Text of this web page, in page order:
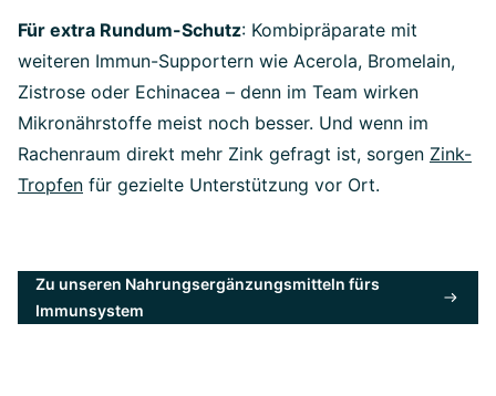
Für extra Rundum-Schutz: Kombipräparate mit
weiteren Immun-Supportern wie Acerola, Bromelain,
Zistrose oder Echinacea – denn im Team wirken
Mikronährstoffe meist noch besser. Und wenn im
Rachenraum direkt mehr Zink gefragt ist, sorgen Zink-
Tropfen für gezielte Unterstützung vor Ort.
Zu unseren Nahrungsergänzungsmitteln fürs
Immunsystem